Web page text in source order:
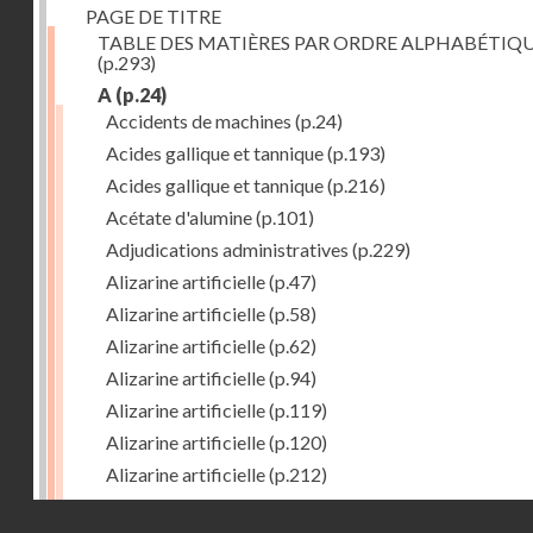
PAGE DE TITRE
TABLE DES MATIÈRES PAR ORDRE
(p.293)
A (p.24)
Accidents de machines (p.24)
Acides gallique et tannique(p.193)
Acides gallique et tannique(p.216)
Acétate d'alumine(p.101)
Adjudications administratives (p.229)
Alizarine artificielle(p.47)
Alizarine artificielle(p.58)
Alizarine artificielle(p.62)
Alizarine artificielle(p.94)
Alizarine artificielle(p.119)
Alizarine artificielle(p.120)
Alizarine artificielle(p.212)
Alizarine artificielle(p.256)